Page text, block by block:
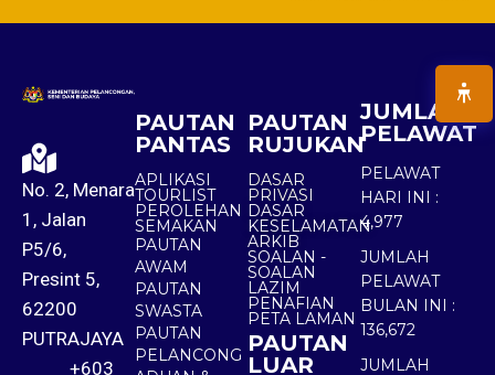
No. 2, Menara
1, Jalan
P5/6,
Presint 5,
62200
PUTRAJAYA
+603
PAUTAN
PANTAS
APLIKASI
TOURLIST
PEROLEHAN
SEMAKAN
PAUTAN
AWAM
PAUTAN
SWASTA
PAUTAN
PELANCONG
PAUTAN
RUJUKAN
DASAR
PRIVASI
DASAR
KESELAMATAN
ARKIB
SOALAN -
SOALAN
LAZIM
PENAFIAN
PETA LAMAN
PAUTAN
LUAR
JUMLAH
PELAWAT
PELAWAT
HARI INI :
4,977
JUMLAH
PELAWAT
BULAN INI :
136,672
JUMLAH